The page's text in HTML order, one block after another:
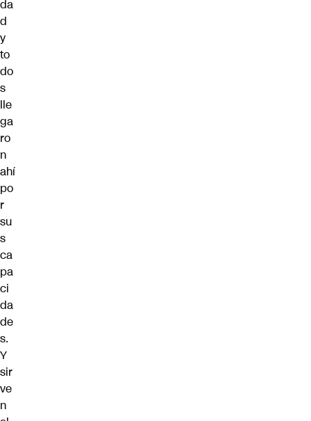
da
d
y
to
do
s
lle
ga
ro
n
ahí
po
r
su
s
ca
pa
ci
da
de
s.
Y
sir
ve
n